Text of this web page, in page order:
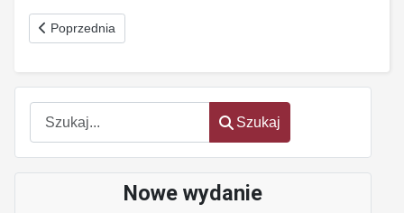
Szukaj
Szukaj
Nowe wydanie
Poprzednia strona: PEARL - innowacyjne rozwiązanie w
Poprzednia